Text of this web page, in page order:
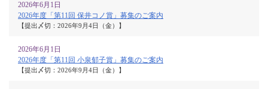
2026年6月1日
2026年度「第11回 保井コノ賞」募集のご案内
【提出〆切：2026年9月4日（金）】
2026年6月1日
2026年度「第11回 小泉郁子賞」募集のご案内
【提出〆切：2026年9月4日（金）】